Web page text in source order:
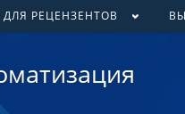
ДЛЯ РЕЦЕНЗЕНТОВ